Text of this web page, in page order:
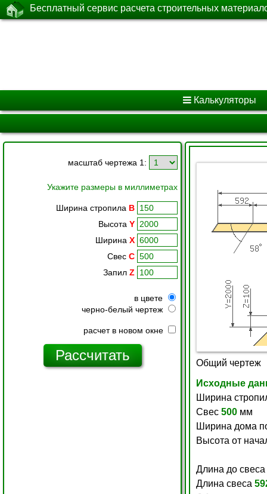
Бесплатный сервис расчета строительных
Калькуляторы
масштаб чертежа 1:
Укажите размеры в миллиметрах
Ширина стропила B
Высота Y
Ширина X
Свес C
Запил Z
в цвете
черно-белый чертеж
расчет в новом окне